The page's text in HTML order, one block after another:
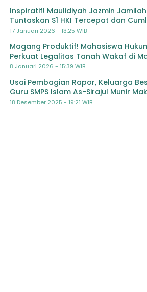
Inspiratif! Maulidiyah Jazmin Jamilah
Tuntaskan S1 HKI Tercepat dan
17 Januari 2026 - 13:25 WIB
Magang Produktif! Mahasiswa
Perkuat Legalitas Tanah Wakaf di
8 Januari 2026 - 15:39 WIB
Usai Pembagian Rapor, Keluarga
Guru SMPS Islam As-Sirajul Munir
Bersama Sambut Libur Awal Semester
18 Desember 2025 - 19:21 WIB